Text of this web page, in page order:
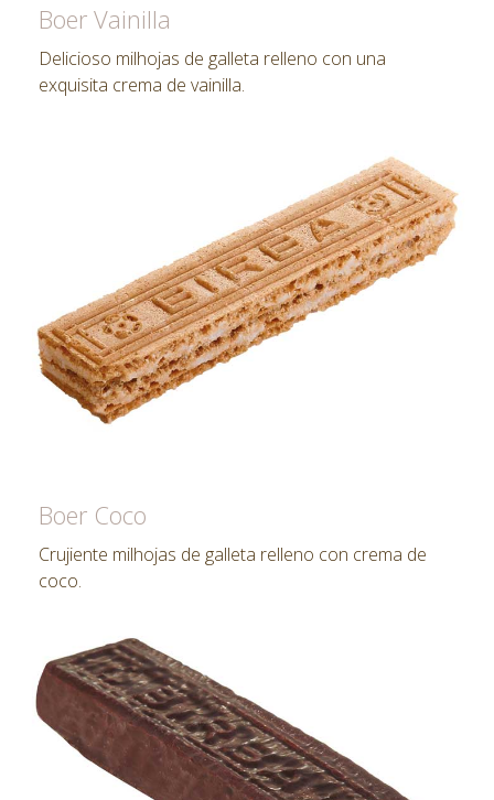
Boer Vainilla
Delicioso milhojas de galleta relleno con una
exquisita crema de vainilla.
Boer Coco
Crujiente milhojas de galleta relleno con crema de
coco.